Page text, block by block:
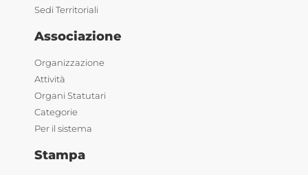
Sedi Territoriali
Associazione
Organizzazione
Attività
Organi Statutari
Categorie
Per il sistema
Stampa